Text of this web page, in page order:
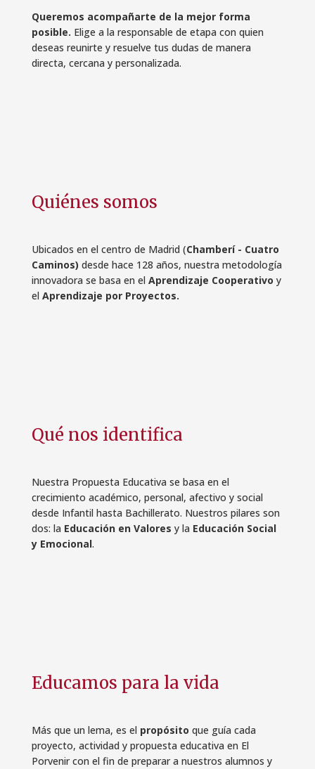
Queremos acompañarte de la mejor forma
posible. Elige a la responsable de etapa con quien
deseas reunirte y resuelve tus dudas de manera
directa, cercana y personalizada.
Quiénes somos
Ubicados en el centro de Madrid (Chamberí - Cuatro
Caminos) desde hace 128 años, nuestra metodología
innovadora se basa en el Aprendizaje Cooperativo y
el Aprendizaje por Proyectos.
Qué nos identifica
Nuestra Propuesta Educativa se basa en el
crecimiento académico, personal, afectivo y social
desde Infantil hasta Bachillerato. Nuestros pilares son
dos: la Educación en Valores y la Educación Social
y Emocional.
Educamos para la vida
Más que un lema, es el propósito que guía cada
proyecto, actividad y propuesta educativa en El
Porvenir con el fin de preparar a nuestros alumnos y